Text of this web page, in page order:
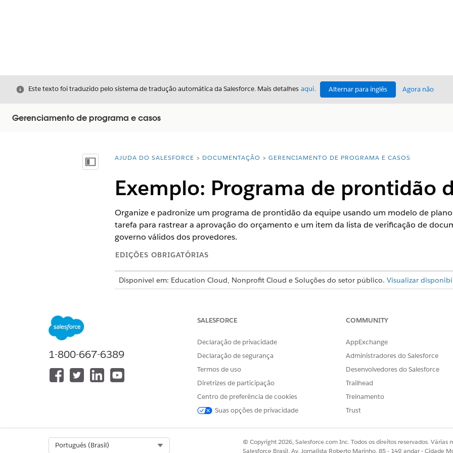
Fechar
Este texto foi traduzido pelo sistema de tradução automática da Salesforce. Mais detalhes aqui. Alternar para inglês Agora não
Gerenciamento de programa e casos
Mostrar índiceVocê está aqui:
AJUDA DO SALESFORCE DOCUMENTAÇÃO GERENCIAMENTO DE PROGRAMA E CASOS
Exemplo: Programa de prontidão
Organize e padronize um programa de prontidão da equipe usando um modelo de
tarefa para rastrear a aprovação do orçamento e um item da lista de verificação de
governo válidos dos provedores.
EDIÇÕES OBRIGATÓRIAS
Disponível em: Education Cloud, Nonprofit Cloud e Soluções do setor público. Visualizar
Modelo do plano de ação Plano do programa de prontidão da equipe
Tarefa Aprovação do orçamento
Item da lista de verificação do documento ID do governo válido do provedor
Atribuição do modelo do plano de ação
1-800-667-6389
SALESFORCE
Declaração de privacidade
Declaração de segurança
Termos de uso
Diretrizes de participação
Centro de preferência de cookies
Suas opções de privacidade
COMMUNITY
AppExchange
Administradores do Salesforce
Desenvolvedores do Salesforce
Trailhead
Treinamento
Trust
Português (Brasil)
© Copyright 2026, Salesforce.com Inc. Todos os direitos reservados. Várias
Salesforce Brasil, Av. Jornalista Roberto Marinho, 85 - 14º andar - Cidade